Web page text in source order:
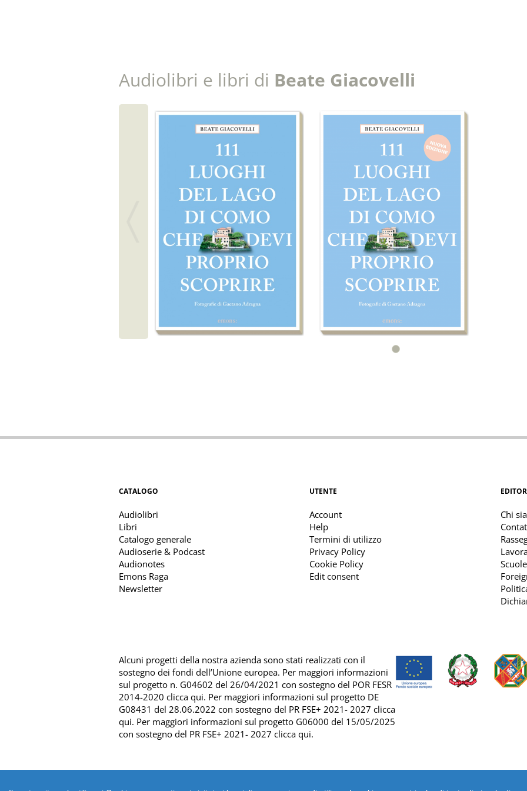
Audiolibri e libri di Beate Giacovelli
CATALOGO
Audiolibri
Libri
Catalogo generale
Audioserie & Podcast
Audionotes
Emons Raga
Newsletter
UTENTE
Account
Help
Termini di utilizzo
Privacy Policy
Cookie Policy
Edit consent
Chi
Alcuni progetti della nostra azienda sono stati realizzati con il
sostegno dei fondi dell’Unione europea. Per maggiori informazioni
sul progetto n. G04602 del 26/04/2021 con sostegno del POR FESR
2014-2020 clicca qui. Per maggiori informazioni sul progetto DE
G08431 del 28.06.2022 con sostegno del PR FSE+ 2021- 2027 clicca
qui. Per maggiori informazioni sul progetto G06000 del 15/05/2025
con sostegno del PR FSE+ 2021- 2027 clicca qui.